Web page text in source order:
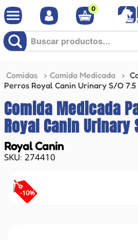
0
Buscar productos...
Comidas Comida Medicada
Perros Royal Canin Urinary S/O 7.5
Comida Medicada
Royal Canin Urinary
Royal Canin
: 274410
-10%